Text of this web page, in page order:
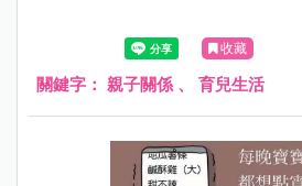
收藏
關鍵字： 親子關係 、 育兒生活